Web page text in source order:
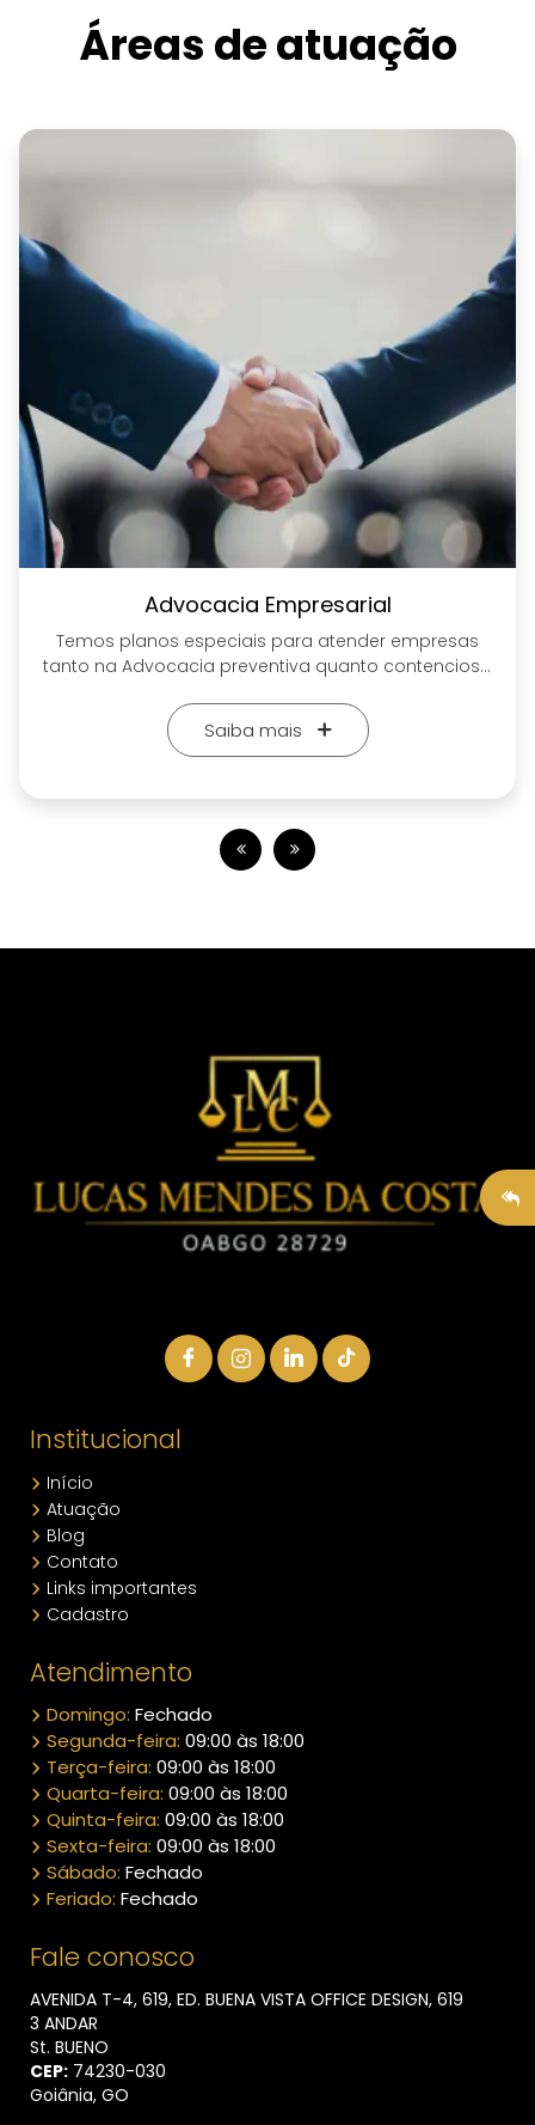
Áreas de atuação
Advocacia Empresarial
Temos planos especiais para atender empresas
tanto na Advocacia preventiva quanto contenciosa
Saiba mais
Institucional
Início
Atuação
Blog
Contato
Links importantes
Cadastro
Atendimento
Domingo: Fechado
Segunda-feira: 09:00 às 18:00
Terça-feira: 09:00 às 18:00
Quarta-feira: 09:00 às 18:00
Quinta-feira: 09:00 às 18:00
Sexta-feira: 09:00 às 18:00
Sábado: Fechado
Feriado: Fechado
Fale conosco
AVENIDA T-4, 619, ED. BUENA VISTA OFFICE DESIGN, 619
3 ANDAR
St. BUENO
CEP: 74230​-030
Goiânia, GO